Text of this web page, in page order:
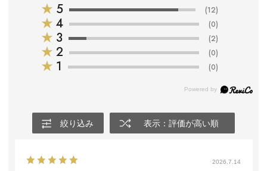
★ 5 (12)
★ 4 (0)
★ 3 (2)
★ 2 (0)
★ 1 (0)
絞り込み 表示：評価が高い順
2026.7.14